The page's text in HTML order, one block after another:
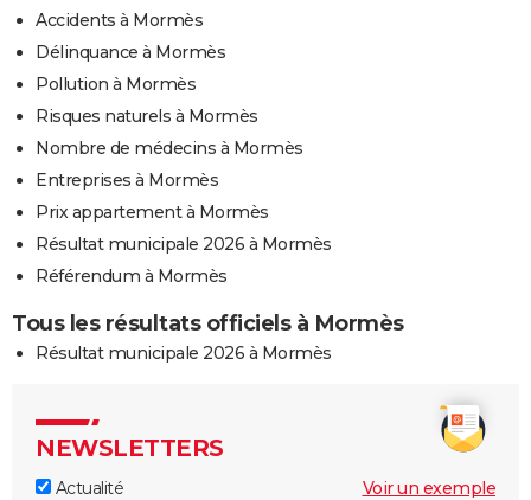
Accidents à Mormès
Délinquance à Mormès
Pollution à Mormès
Risques naturels à Mormès
Nombre de médecins à Mormès
Entreprises à Mormès
Prix appartement à Mormès
Résultat municipale 2026 à Mormès
Référendum à Mormès
Tous les résultats officiels à Mormès
Résultat municipale 2026 à Mormès
NEWSLETTERS
Actualité
Voir un exemple